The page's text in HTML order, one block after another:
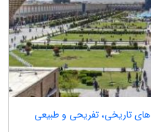
تاریخی، تفریحی و طبیعی